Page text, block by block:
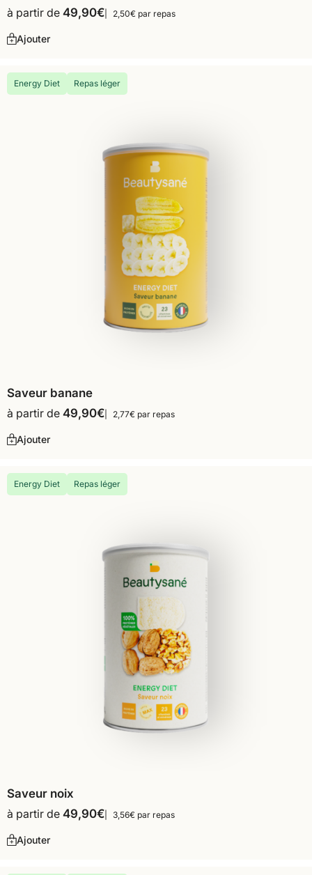
à partir de 49,90€ 2,50€ par repas
Ajouter
Energy Diet Repas léger
Saveur banane
à partir de 49,90€ 2,77€ par repas
Ajouter
Energy Diet Repas léger
Saveur noix
à partir de 49,90€ 3,56€ par repas
Ajouter